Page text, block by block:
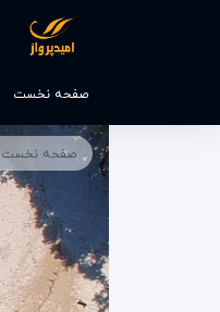
صفحه نخست
صفحه نخست